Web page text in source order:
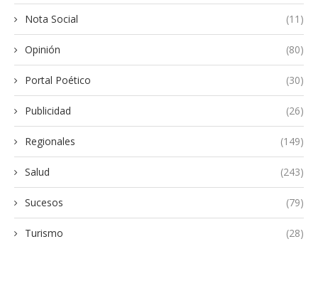
Nota Social (11)
Opinión (80)
Portal Poético (30)
Publicidad (26)
Regionales (149)
Salud (243)
Sucesos (79)
Turismo (28)